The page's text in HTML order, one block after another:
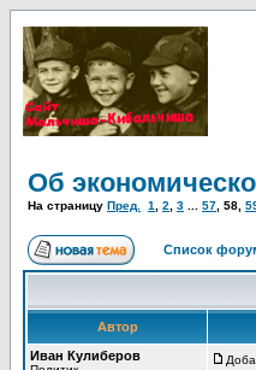
Об
На страницу Пред. 1 2 3 57 58
Список
Автор
Иван Кулиберов